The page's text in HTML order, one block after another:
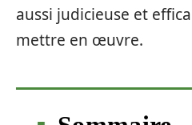
aussi judicieuse et
mettre en œuvre.